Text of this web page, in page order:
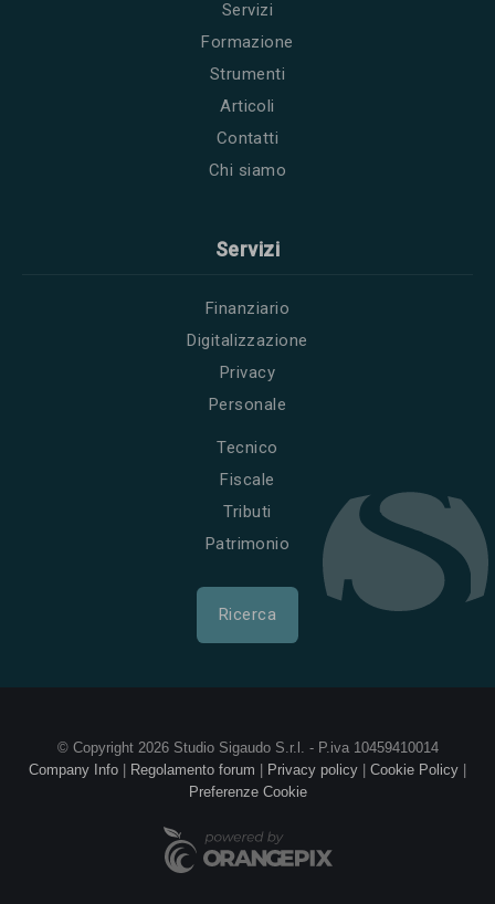
Servizi
Formazione
Strumenti
Articoli
Contatti
Chi siamo
Servizi
Finanziario
Digitalizzazione
Privacy
Personale
Tecnico
Fiscale
Tributi
Patrimonio
Ricerca
© Copyright 2026 Studio Sigaudo S.r.l. - P.iva 10459410014
Company Info
Regolamento forum Privacy policy Cookie Policy
Preferenze Cookie